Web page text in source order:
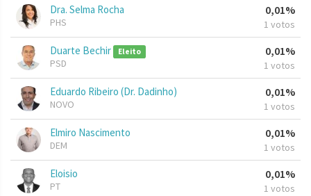
Dra. Selma Rocha
PHS
0,01%
1 votos
Duarte Bechir Eleito
PSD
0,01%
1 votos
Eduardo Ribeiro (Dr. Dadinho)
NOVO
0,01%
1 votos
Elmiro Nascimento
DEM
0,01%
1 votos
Eloisio
PT
0,01%
1 votos